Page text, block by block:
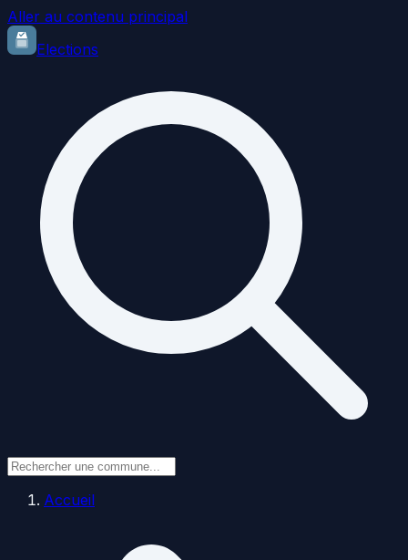
Aller au contenu principal
Elections
Accueil